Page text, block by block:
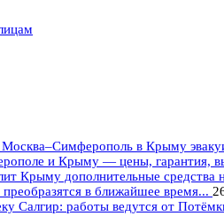
в Крыму
и Крыму — цены, гарантия,
Крыму дополнительные средства
в ближайшее время...
Салгир: работы ведутся от